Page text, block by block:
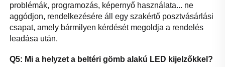
problémák, programozás, képernyő használata... ne
aggódjon, rendelkezésére áll egy szakértő posztvásárlási
csapat, amely bármilyen kérdését megoldja a rendelés
leadása után.
Q5: Mi a helyzet a beltéri gömb alakú LED kijelzőkkel?